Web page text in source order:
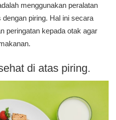
menggunakan peralatan
piring. Hal ini secara
peringatan kepada otak agar
di atas piring.